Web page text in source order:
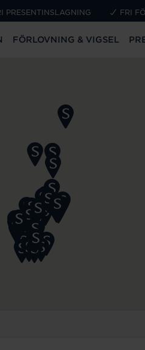
PRESENTINSLAGNING FRI
FÖRLOVNING & VIGSEL